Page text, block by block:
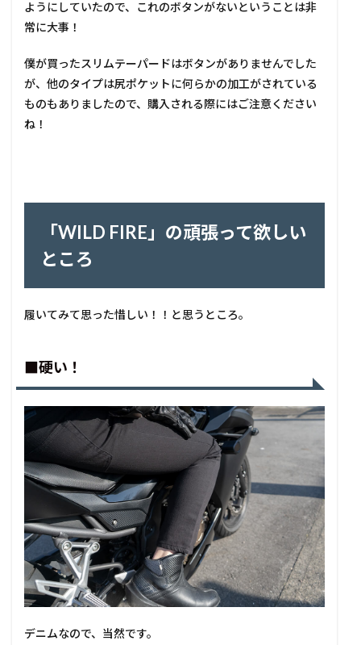
ようにしていたので、これのボタンがないということは非
常に大事！
僕が買ったスリムテーパードはボタンがありませんでした
が、他のタイプは尻ポケットに何らかの加工がされている
ものもありましたので、購入される際にはご注意ください
ね！
「WILD FIRE」の頑張って欲しい
ところ
履いてみて思った惜しい！！と思うところ。
■硬い！
デニムなので、当然です。